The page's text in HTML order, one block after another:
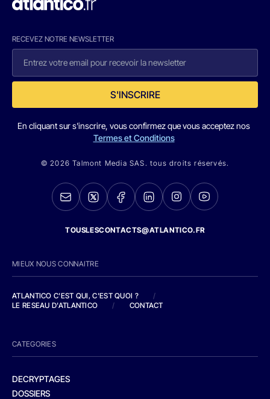
RECEVEZ NOTRE NEWSLETTER
S'INSCRIRE
En cliquant sur s'inscrire, vous confirmez que vous acceptez nos
Termes et Conditions
© 2026 Talmont Media SAS. tous droits réservés.
TOUSLESCONTACTS@ATLANTICO.FR
MIEUX NOUS CONNAITRE
ATLANTICO C'EST QUI, C'EST QUOI ?
/
LE RESEAU D'ATLANTICO
/ CONTACT
CATEGORIES
DECRYPTAGES
DOSSIERS